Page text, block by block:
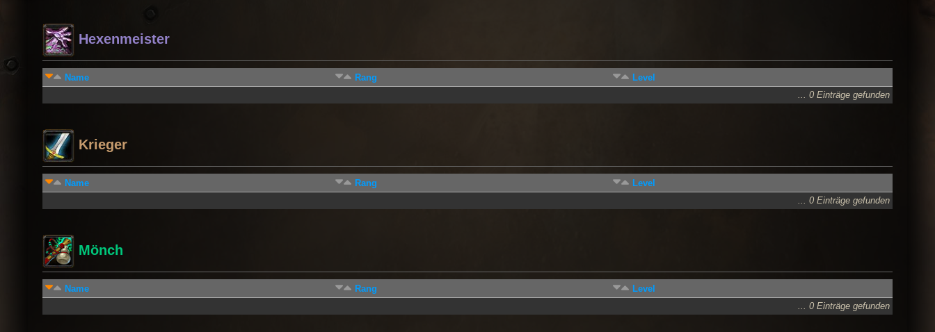
Hexenmeister
Name Rang
Level
... 0 Einträge gefunden
Krieger
Name Rang
Level
... 0 Einträge gefunden
Mönch
Name Rang
Level
... 0 Einträge gefunden